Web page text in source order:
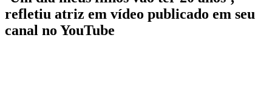
refletiu atriz em vídeo publicado em seu
canal no YouTube